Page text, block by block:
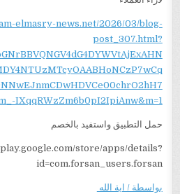
elmasry-news.net/2026/03/blog-
post_307.html?
IXqqRWzZm6b0pI2IpiAnw&m=1
حمل التطبيق واستفيد بالخصم
store/apps/details?
id=com.forsan_users.forsan
بواسطة / اية الله